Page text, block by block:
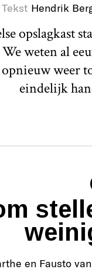
Tekst Hendrik
opslagkast
weten al
weer
eindelijk
en Fausto